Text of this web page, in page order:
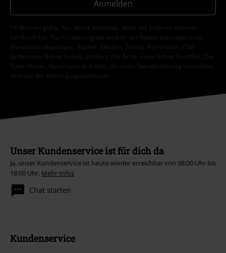
Anmelden
*4 Wochen gültig. Nur online einlösbar. Nicht mit anderen Aktionen
kombinierbar. Nach Codeeingabe wird dir der Rabatt automatisch im
Warenkorb abgezogen. Bücher, Medien, Tickets, Rammstein, (Till)
Lindemann, Böhse Onkelz, Broilers, Die Ärzte, Feine Sahne Fischfilet, Die
Toten Hosen, Gutscheine & Artikel, die einen Spendenbeitrag beinhalten,
sind von der Aktion ausgeschlossen.
Unser Kundenservice ist für dich da
Ja, unser Kundenservice ist heute wieder erreichbar von 08:00 Uhr bis
18:00 Uhr. Mehr Infos
Chat starten
Kundenservice